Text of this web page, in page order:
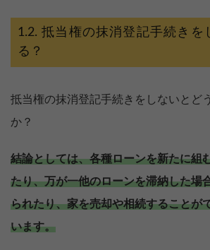
抵当権の抹消登記手続きを
る？
抵当権の抹消登記手続きをしないとど
か？
結論としては、各種ローンを新たに組
たり、万が一他のローンを滞納した場
られたり、家を売却や相続することが
います。